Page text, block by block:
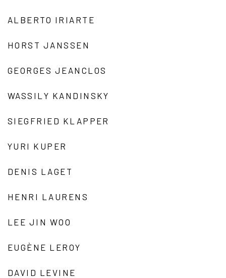
ALBERTO IRIARTE
HORST JANSSEN
GEORGES JEANCLOS
WASSILY KANDINSKY
SIEGFRIED KLAPPER
YURI KUPER
DENIS LAGET
HENRI LAURENS
LEE JIN WOO
EUGÈNE LEROY
DAVID LEVINE